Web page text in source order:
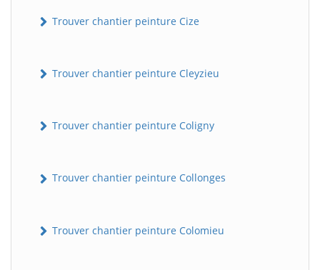
Trouver chantier peinture Cize
Trouver chantier peinture Cleyzieu
Trouver chantier peinture Coligny
Trouver chantier peinture Collonges
Trouver chantier peinture Colomieu